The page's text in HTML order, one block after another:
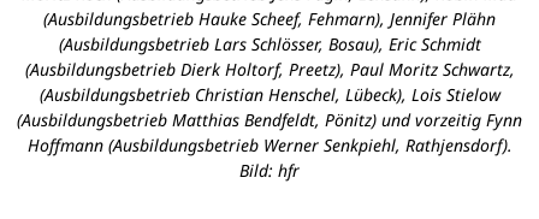
(Ausbildungsbetrieb Hauke Scheef, Fehmarn), Jennifer Plähn
(Ausbildungsbetrieb Lars Schlösser, Bosau), Eric Schmidt
(Ausbildungsbetrieb Dierk Holtorf, Preetz), Paul Moritz Schwartz,
(Ausbildungsbetrieb Christian Henschel, Lübeck), Lois Stielow
(Ausbildungsbetrieb Matthias Bendfeldt, Pönitz) und vorzeitig Fynn
Hoffmann (Ausbildungsbetrieb Werner Senkpiehl, Rathjensdorf).
Bild: hfr